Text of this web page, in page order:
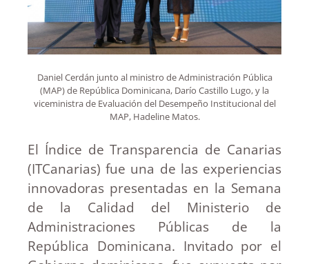
Daniel Cerdán junto al ministro de Administración Pública
(MAP) de República Dominicana, Darío Castillo Lugo, y la
viceministra de Evaluación del Desempeño Institucional del
MAP, Hadeline Matos.
El Índice de Transparencia de Canarias
(ITCanarias) fue una de las experiencias
innovadoras presentadas en la Semana
de la Calidad del Ministerio de
Administraciones Públicas de la
República Dominicana. Invitado por el